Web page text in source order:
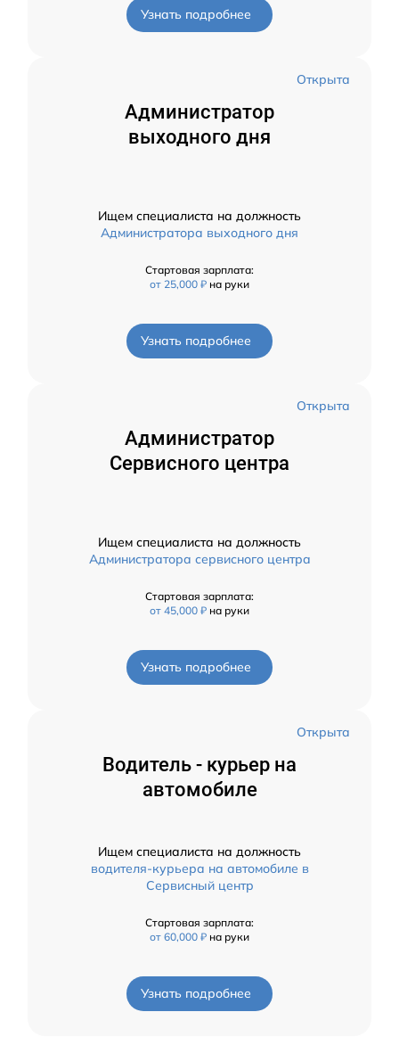
Узнать подробнее
Открыта
Администратор
выходного дня
Ищем специалиста на должность
Администратора выходного дня
Стартовая зарплата:
от 25,000 ₽ на руки
Узнать подробнее
Открыта
Администратор
Сервисного центра
Ищем специалиста на должность
Администратора сервисного центра
Стартовая зарплата:
от 45,000 ₽ на руки
Узнать подробнее
Открыта
Водитель - курьер на
автомобиле
Ищем специалиста на должность
водителя-курьера на автомобиле в
Сервисный центр
Стартовая зарплата:
от 60,000 ₽ на руки
Узнать подробнее